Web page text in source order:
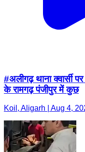
#अलीगढ़ थाना क्वार्सी
के रामगढ़ पंजीपुर में कुछ
Koil, Aligarh | Aug 4,